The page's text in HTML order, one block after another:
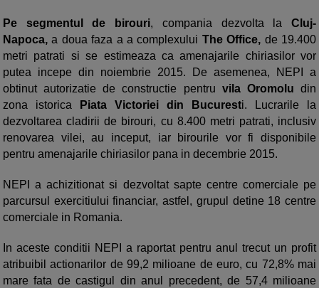
Pe segmentul de birouri, compania dezvolta laCluj-
Napoca, a doua faza a a complexului The Office, de 19.400
metri patrati si se estimeaza ca amenajarile chiriasilor vor
putea incepe din noiembrie 2015. De asemenea, NEPI a
obtinut autorizatie de constructie pentru vila Oromolu din
zona istorica
Piata Victoriei din Bucuresti. Lucrarile la
dezvoltarea cladirii de birouri, cu 8.400 metri patrati, inclusiv
renovarea vilei, au inceput, iar birourile vor fi disponibile
pentru amenajarile chiriasilor pana in decembrie 2015.
NEPI a achizitionat si dezvoltat sapte centre comerciale pe
parcursul exercitiului financiar, astfel, grupul detine 18 centre
comerciale in Romania.
In aceste conditii NEPI a raportat pentru anul trecut un profit
atribuibil actionarilor de 99,2 milioane de euro, cu 72,8% mai
mare fata de castigul din anul precedent, de 57,4 milioane